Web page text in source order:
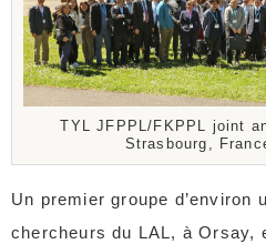
TYL JFPPL/FKPPL joint
Strasbourg,
Un premier groupe d’environ
chercheurs du LAL, à Orsay,